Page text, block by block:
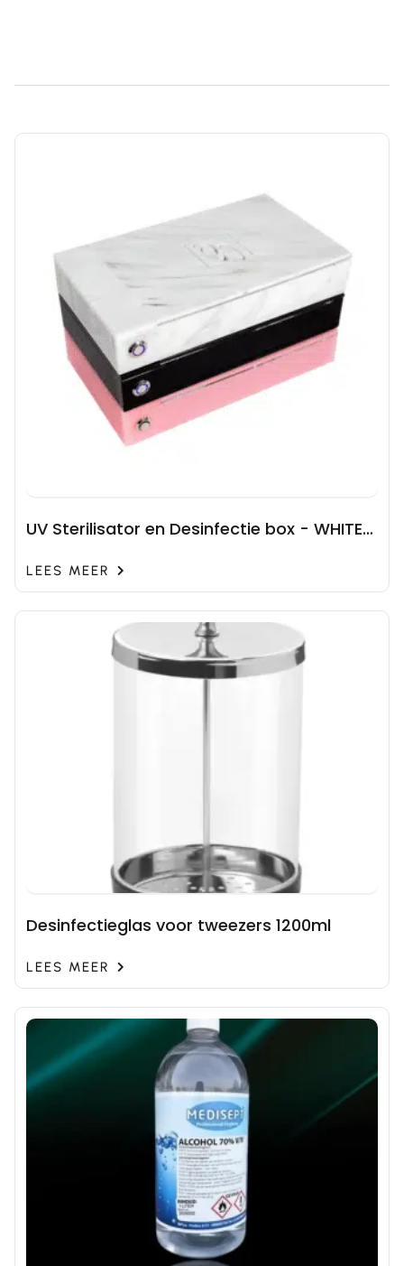
UV Sterilisator en Desinfectie box - WHITE
LEES MEER
Desinfectieglas voor tweezers 1200ml
LEES MEER